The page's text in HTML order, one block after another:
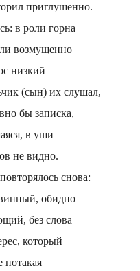
приглушенно.
в роли горна
возмущенно
низкий
(сын) их слушал,
бы записка,
в уши
не видно.
снова:
обидно
без слова
который
потакая